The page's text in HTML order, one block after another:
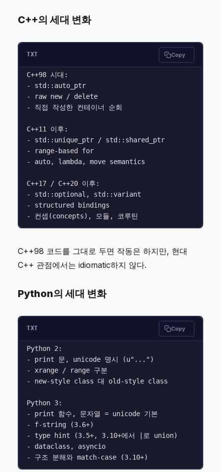
C++의 세대 변화
TXT Copy
C++98 시대:
- std::auto_ptr
- raw new / delete
- 직접 작성한 컨테이너 순회
C++11 이후:
- std::unique_ptr / std::shared_ptr
- range-based for
- auto, lambda, move semantics
C++17 / C++20 이후:
- std::optional, std::variant
- structured bindings
C++98 코드를 그대로 두면 작동은 하지만, 현대
C++ 관점에서는 idiomatic하지 않다.
Python의 세대 변화
TXT Copy
Python 2:
- print 문, unicode 명시 (u"...")
- xrange / range 구분
- new-style class 대 old-style class
Python 3:
- print 함수, 문자열 = unicode 기본
- f-string (3.6+)
- type hint (3.5+, 3.10+에서 |로 union)
- dataclass, asyncio